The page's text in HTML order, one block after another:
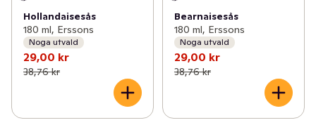
Hollandaisesås
180 ml, Erssons
Noga utvald
29,00 kr
38,76 kr
Bearnaisesås
180 ml, Erssons
Noga utvald
29,00 kr
38,76 kr